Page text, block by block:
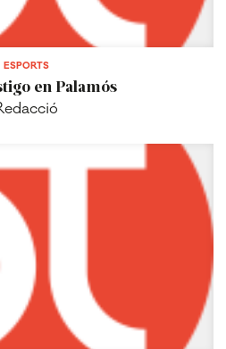
ESPORTS
en Palamós